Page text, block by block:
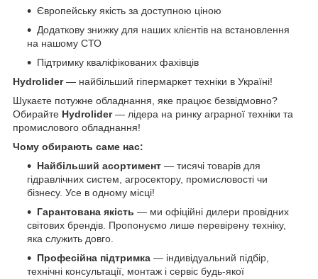
Європейську якість за доступною ціною
Додаткову знижку для наших клієнтів на встановлення
на нашому СТО
Підтримку кваліфікованих фахівців
Hydrolider— найбільший гіпермаркет техніки в Україні!
Шукаєте потужне обладнання, яке працює безвідмовно?
Обирайте Hydrolider— лідера на ринку аграрної техніки та
промислового обладнання!
Чому обирають саме нас:
Найбільший асортимент — тисячі товарів для
гідравлічних систем, агросектору, промисловості чи
бізнесу. Усе в одному місці!
Гарантована якість — ми офіційні дилери провідних
світових брендів. Пропонуємо лише перевірену техніку,
яка служить довго.
Професійна підтримка — індивідуальний підбір,
технічні консультації, монтаж і сервіс будь-якої